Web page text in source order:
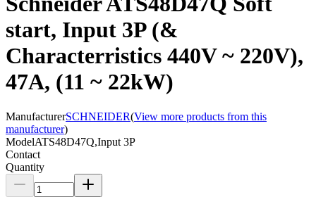
start, Input 3P (&
Characterristics 440V ~ 220V),
47A, (11 ~ 22kW)
ManufacturerSCHNEIDER(View more products from this
manufacturer)
ModelATS48D47Q,Input 3P
Contact
Quantity